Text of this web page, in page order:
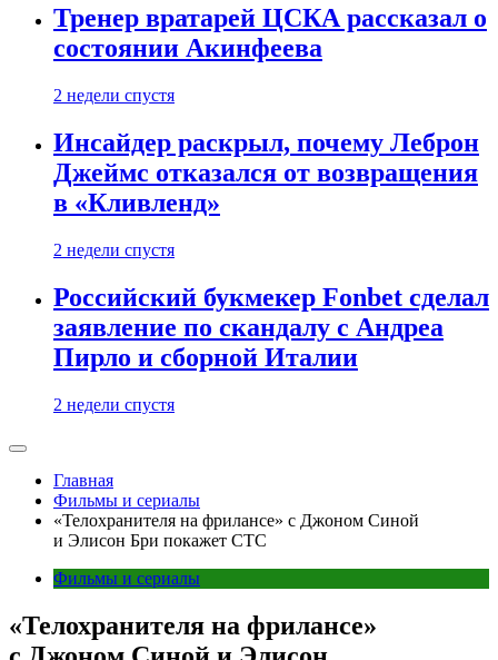
Тренер вратарей ЦСКА рассказал о
состоянии Акинфеева
2 недели спустя
Инсайдер раскрыл, почему Леброн
Джеймс отказался от возвращения
в «Кливленд»
2 недели спустя
Российский букмекер Fonbet сделал
заявление по скандалу с Андреа
Пирло и сборной Италии
2 недели спустя
Главная
Фильмы и сериалы
«Телохранителя на фрилансе» с Джоном Синой
и Элисон Бри покажет СТС
Фильмы и сериалы
«Телохранителя на фрилансе»